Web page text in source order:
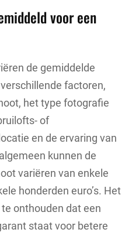
voor een
de gemiddelde
factoren,
het type fotografie
of
en de ervaring van
kunnen de
variëren van enkele
honderden euro’s. Het
onthouden dat een
staat voor betere